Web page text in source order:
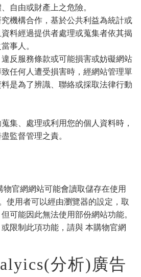
自由或財產上之危險。
機構合作，基於公共利益為統計或
料經過提供者處理或蒐集者依其揭
事人。
反服務條款或可能損害或妨礙網站
任何人遭受損害時，經網站管理單
是為了辨識、聯絡或採取法律行動
集、處理或利用您的個人資料時，
監督管理之責。
官網網站可能會讀取儲存在使用
使用者可以經由瀏覽器的設定，取
可能因此無法使用部份網站功能。
限制此項功能，請與 本購物官網
分析)廣告